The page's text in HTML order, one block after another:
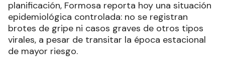
planificación, Formosa reporta hoy una situación
epidemiológica controlada: no se registran
brotes de gripe ni casos graves de otros tipos
virales, a pesar de transitar la época estacional
de mayor riesgo.